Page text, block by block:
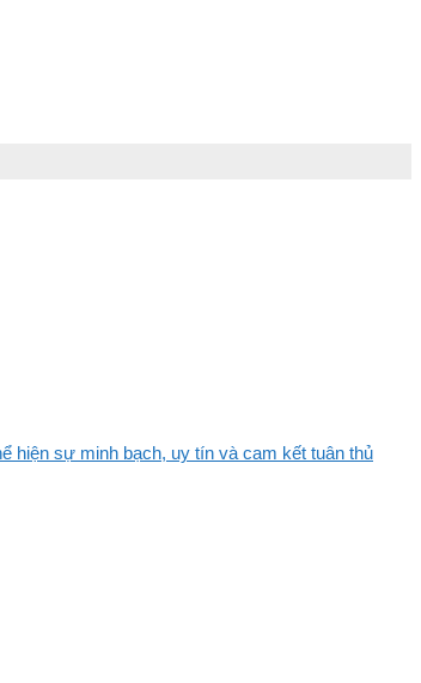
hiện sự minh bạch, uy tín và cam kết tuân thủ